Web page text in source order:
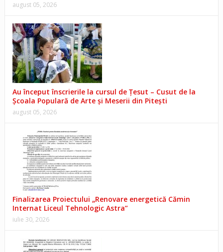
august 05, 2026
Au început înscrierile la cursul de Țesut – Cusut de la
Școala Populară de Arte și Meserii din Pitești
august 05, 2026
Finalizarea Proiectului „Renovare energetică Cămin
Internat Liceul Tehnologic Astra”
iulie 30, 2026